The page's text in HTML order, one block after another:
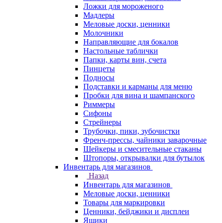
Ложки для мороженого
Мадлеры
Меловые доски, ценники
Молочники
Направляющие для бокалов
Настольные таблички
Папки, карты вин, счета
Пинцеты
Подносы
Подставки и карманы для меню
Пробки для вина и шампанского
Риммеры
Сифоны
Стрейнеры
Трубочки, пики, зубочистки
Френч-прессы, чайники заварочные
Шейкеры и смесительные стаканы
Штопоры, открывалки для бутылок
Инвентарь для магазинов
Назад
Инвентарь для магазинов
Меловые доски, ценники
Товары для маркировки
Ценники, бейджики и дисплеи
Ящики